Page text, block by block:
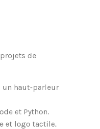
de
un haut-parleur
et Python.
et logo tactile.